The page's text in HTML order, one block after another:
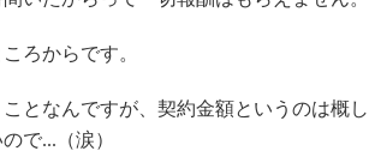
ろからです。
となんですが、契約金額というのは概し
で...（涙）